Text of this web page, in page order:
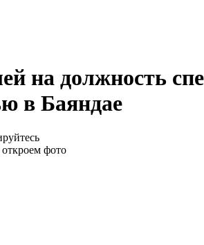
на должность
в Баяндае
фото